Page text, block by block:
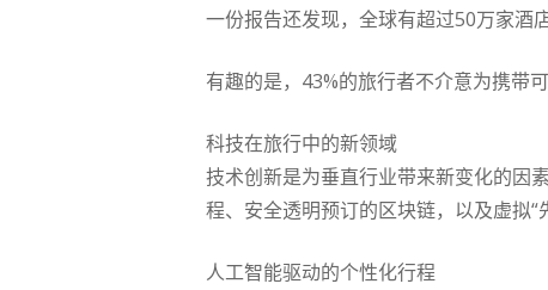
一份报告还发现，全球有超过50万家酒
有趣的是，43%的旅行者不介意为携带
科技在旅行中的新领域
技术创新是为垂直行业带来新变化的因
程、安全透明预订的区块链，以及虚拟“
人工智能驱动的个性化行程